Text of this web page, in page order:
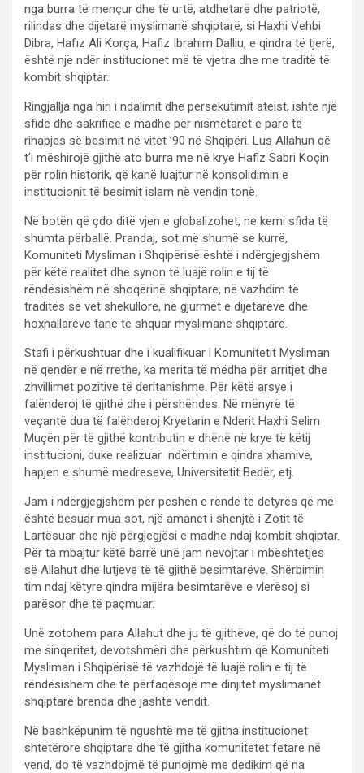
nga burra të mençur dhe të urtë, atdhetarë dhe patriotë,
rilindas dhe dijetarë myslimanë shqiptarë, si Haxhi Vehbi
Dibra, Hafız Ali Korça, Hafiz Ibrahim Dalliu, e qindra të tjerë,
është një ndër institucionet më të vjetra dhe me traditë të
kombit shqiptar.
Ringjallja nga hiri i ndalimit dhe persekutimit ateist, ishte një
sfidë dhe sakrificë e madhe për nismëtarët e parë të
rihapjes së besimit në vitet ’90 në Shqipëri. Lus Allahun që
t’i mëshirojë gjithë ato burra me në krye Hafiz Sabri Koçin
për rolin historik, që kanë luajtur në konsolidimin e
institucionit të besimit islam në vendin tonë.
Në botën që çdo ditë vjen e globalizohet, ne kemi sfida të
shumta përballë. Prandaj, sot më shumë se kurrë,
Komuniteti Mysliman i Shqipërisë është i ndërgjegjshëm
për këtë realitet dhe synon të luajë rolin e tij të
rëndësishëm në shoqërinë shqiptare, në vazhdim të
traditës së vet shekullore, në gjurmët e dijetarëve dhe
hoxhallarëve tanë të shquar myslimanë shqiptarë.
Stafi i përkushtuar dhe i kualifikuar i Komunitetit Mysliman
në qendër e në rrethe, ka merita të mëdha për arritjet dhe
zhvillimet pozitive të deritanishme. Për këtë arsye i
falënderoj të gjithë dhe i përshëndes. Në mënyrë të
veçantë dua të falënderoj Kryetarin e Nderit Haxhi Selim
Muçën për të gjithë kontributin e dhënë në krye të këtij
institucioni, duke realizuar ndërtimin e qindra xhamive,
hapjen e shumë medreseve, Universitetit Bedër, etj.
Jam i ndërgjegjshëm për peshën e rëndë të detyrës që më
është besuar mua sot, një amanet i shenjtë i Zotit të
Lartësuar dhe një përgjegjësi e madhe ndaj kombit shqiptar.
Për ta mbajtur këtë barrë unë jam nevojtar i mbështetjes
së Allahut dhe lutjeve të të gjithë besimtarëve. Shërbimin
tim ndaj këtyre qindra mijëra besimtarëve e vlerësoj si
parësor dhe të paçmuar.
Unë zotohem para Allahut dhe ju të gjithëve, që do të punoj
me sinqeritet, devotshmëri dhe përkushtim që Komuniteti
Mysliman i Shqipërisë të vazhdojë të luajë rolin e tij të
rëndësishëm dhe të përfaqësojë me dinjitet myslimanët
shqiptarë brenda dhe jashtë vendit.
Në bashkëpunim të ngushtë me të gjitha institucionet
shtetërore shqiptare dhe të gjitha komunitetet fetare në
vend, do të vazhdojmë të punojmë me dedikim që na